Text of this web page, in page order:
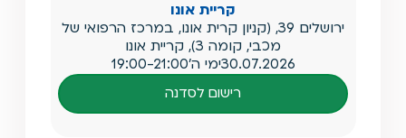
קריית אונו
ירושלים 39, (קניון קרית אונו, במרכז הרפואי של
מכבי, קומה 3), קריית אונו
30.07.2026ימי ה'19:00-21:00
רישום לסדנה